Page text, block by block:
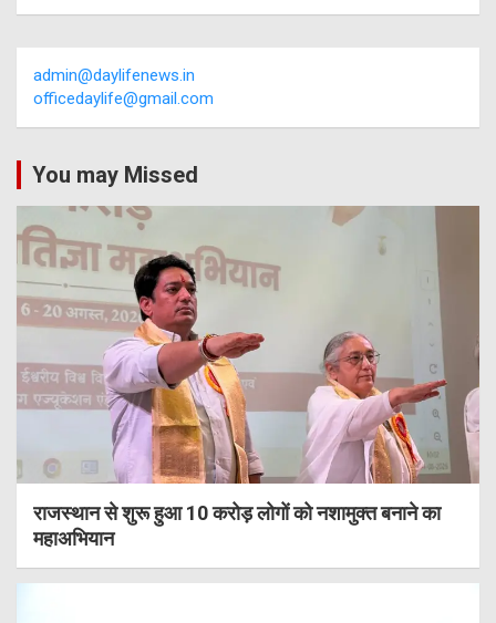
admin@daylifenews.in
officedaylife@gmail.com
You may Missed
राजस्थान से शुरू हुआ 10 करोड़ लोगों को नशामुक्त बनाने का
महाअभियान